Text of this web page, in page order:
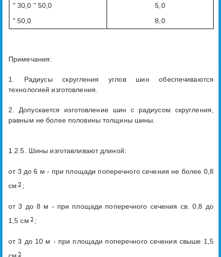
" 30,0 " 50,0
5,0
" 50,0
8,0
Примечания:
1. Радиусы скругления углов шин обеспечиваются
технологией изготовления.
2. Допускается изготовление шин с радиусом скругления,
равным не более половины толщины шины.
1.2.5. Шины изготавливают длиной:
от 3 до 6 м - при площади поперечного сечения не более 0,8
см
;
от 3 до 8 м - при площади поперечного сечения св. 0,8 до
1,5 см
;
от 3 до 10 м - при площади поперечного сечения свыше 1,5